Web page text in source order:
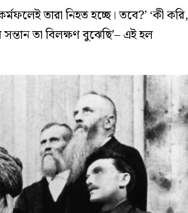
তারা নিহত হচ্ছে। তবে?’ ‘কী করি,
তা বিলক্ষণ বুঝেছি’– এই হল